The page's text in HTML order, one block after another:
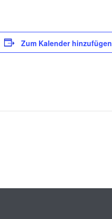
Zum Kalender hinzufügen